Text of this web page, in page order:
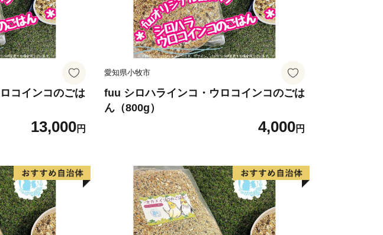
あふれる返礼品をお届けできるよう努めてまいります。
様にはご理解いただきますとともに、今後も変わらぬご支援を賜
ますと幸いでございます。
き続きよろしくお願いいたします。
コインコのごは
13,000円
愛知県小牧市
fuu シロハラインコ・ウロコインコのごは
ん（800g）
4,000円